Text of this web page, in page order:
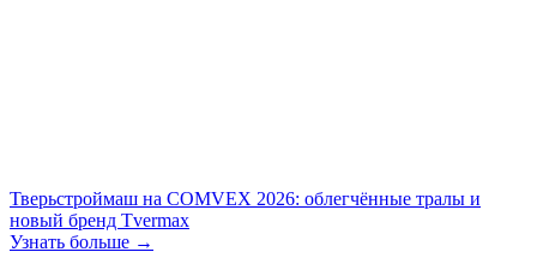
Тверьстроймаш на COMVEX 2026: облегчённые тралы и
новый бренд Tvermax
Узнать больше →